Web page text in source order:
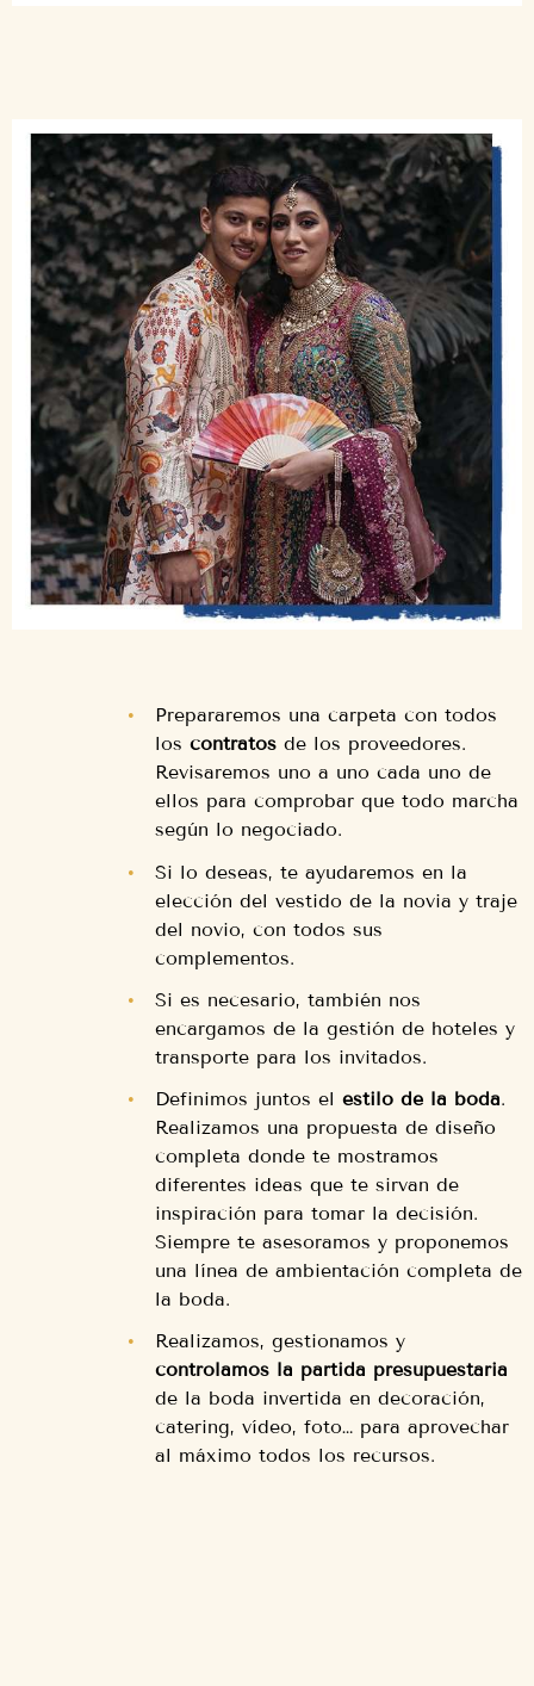
Prepararemos una carpeta con todos
los contratos de los proveedores.
Revisaremos uno a uno cada uno de
ellos para comprobar que todo marcha
según lo negociado.
Si lo deseas, te ayudaremos en la
elección del vestido de la novia y traje
del novio, con todos sus
complementos.
Si es necesario, también nos
encargamos de la gestión de hoteles y
transporte para los invitados.
Definimos juntos el estilo de la boda.
Realizamos una propuesta de diseño
completa donde te mostramos
diferentes ideas que te sirvan de
inspiración para tomar la decisión.
Siempre te asesoramos y proponemos
una línea de ambientación completa de
la boda.
Realizamos, gestionamos y
controlamos la partida presupuestaria
de la boda invertida en decoración,
catering, vídeo, foto… para aprovechar
al máximo todos los recursos.